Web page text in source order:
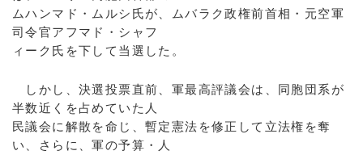
ムハンマド・ムルシ氏が、ムバラク政権前首相・元空軍
司令官アフマド・シャフ
ィーク氏を下して当選した。
しかし、決選投票直前、軍最高評議会は、同胞団系が
半数近くを占めていた人
民議会に解散を命じ、暫定憲法を修正して立法権を奪
い、さらに、軍の予算・人